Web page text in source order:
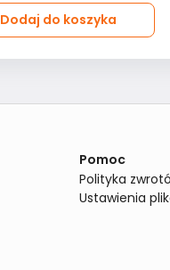
Dodaj do koszyka
Pomoc
Polityka
Ustawienia